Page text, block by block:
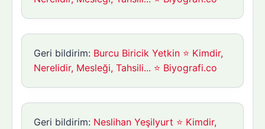
Geri bildirim: Burcu Biricik Yetkin ⭐ Kimdir,
Nerelidir, Mesleği, Tahsili... ⭐ Biyografi.co
Geri bildirim: Neslihan Yeşilyurt ⭐ Kimdir,